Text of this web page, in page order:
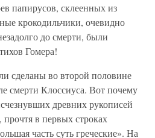
папирусов, склеенных из
крокодильчики, очевидно
до смерти, были
Гомера!
сделаны во второй половине
смерти Клоссиуса. Вот почему
древних рукописей
прочтя в первых строках
часть суть греческие». На